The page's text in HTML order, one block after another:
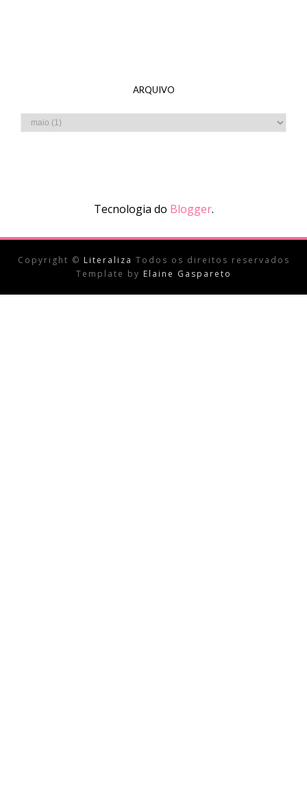
ARQUIVO
Tecnologia do Blogger.
Copyright © Literaliza Todos os direitos reservados
Template by Elaine Gaspareto